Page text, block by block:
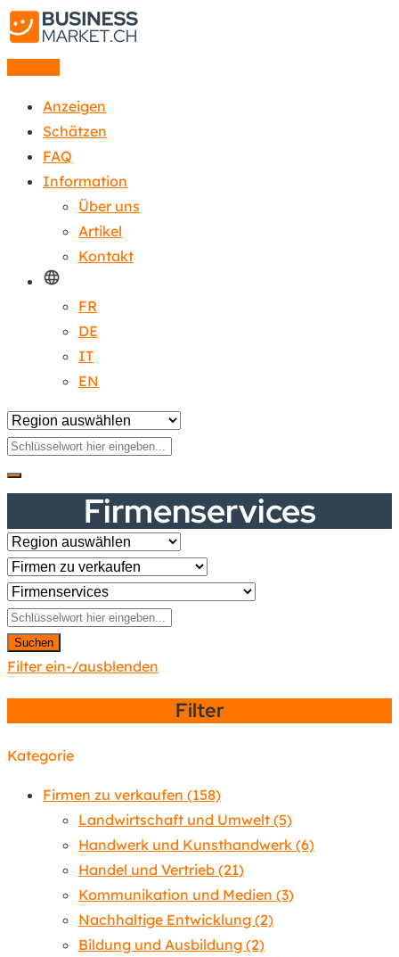
Anzeigen
Schätzen
FAQ
Information
Über uns
Artikel
Kontakt
FR
DE
IT
EN
Firmenservices
Suchen
Filter ein-/ausblenden
Filter
Kategorie
Firmen zu verkaufen (158)
Landwirtschaft und Umwelt (5)
Handwerk und Kunsthandwerk (6)
Handel und Vertrieb (21)
Kommunikation und Medien (3)
Nachhaltige Entwicklung (2)
Bildung und Ausbildung (2)